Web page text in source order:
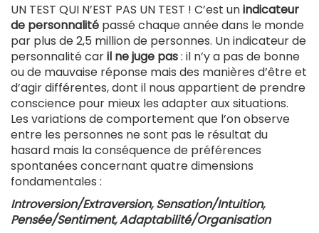
UN TEST QUI N’EST PAS UN TEST ! C’est unindicateur
de personnalité passé chaque année dans le monde
par plus de 2,5 million de personnes. Un indicateur de
personnalité caril ne juge pas: il n’y a pas de bonne
ou de mauvaise réponse mais des manières d’être et
d’agir différentes, dont il nous appartient de prendre
conscience pour mieux les adapter aux situations.
Les variations de comportement que l’on observe
entre les personnes ne sont pas le résultat du
hasard mais la conséquence de préférences
spontanées concernant quatre dimensions
fondamentales :
Introversion/Extraversion, Sensation/Intuition,
Pensée/Sentiment, Adaptabilité/Organisation